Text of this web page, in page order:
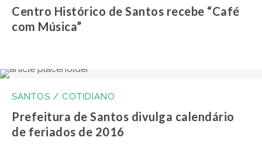
Centro Histórico de Santos recebe “Café
com Música”
SANTOS / COTIDIANO
Prefeitura de Santos divulga calendário
de feriados de 2016